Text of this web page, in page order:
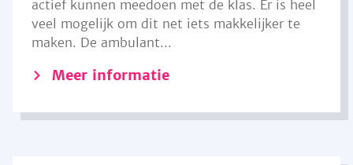
actief kunnen meedoen met de klas. Er is heel
veel mogelijk om dit net iets makkelijker te
maken. De ambulant...
Meer informatie